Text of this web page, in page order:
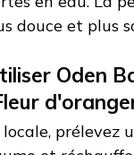
douce et plus
Oden
prélevez